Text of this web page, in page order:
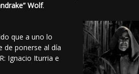
Wolf.
que a uno lo
de ponerse al día
Ignacio Iturria e